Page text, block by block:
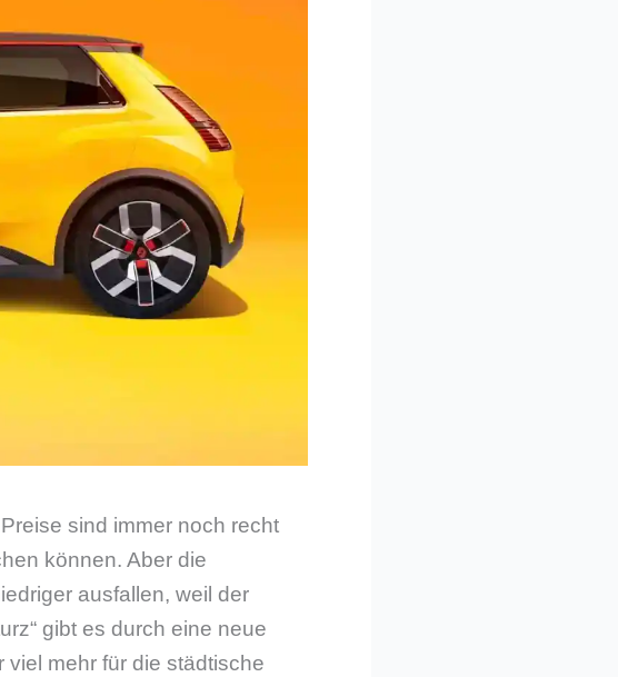
sind immer noch recht
können. Aber die
ausfallen, weil der
gibt es durch eine neue
viel mehr für die städtische